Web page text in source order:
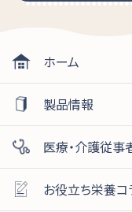
ん。
ので、まとめる
ーにかける時間
べたつきが強い
ます。
脂肪分を多く含
ホーム
製品情報
医療・介護従事
お役立ち栄養コ